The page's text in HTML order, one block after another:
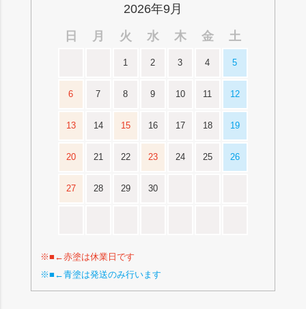
2026年9月
日
月 火 水 木 金 土
1 2 3 4 5
6 7 8 9 10 11 12
13 14 15 16 17 18 19
20 21 22 23 24 25 26
27 28 29 30
※■←赤塗は休業日です
※■←青塗は発送のみ行います